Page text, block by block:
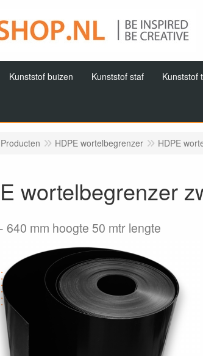
Kunststof buizen Kunststof staf Kunststof
Producten HDPE wortelbegrenzer HDPE
wortelbegrenzer
640 mm hoogte 50 mtr lengte